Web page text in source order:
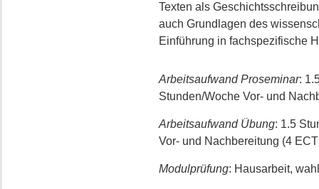
Texten als
auch Grundlagen des
Einführung in fachspezifische
Arbeitsaufwand Proseminar:
Stunden/Woche Vor- und
Arbeitsaufwand Übung: 1.5
Vor- und Nachbereitung (4
Modulprüfung: Hausarbeit,